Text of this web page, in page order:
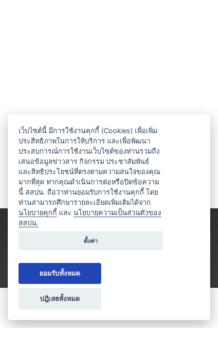
ประเภทธุรกิจไมซ์
เว็บไซต์นี้ มีการใช้งานคุกกี้ (Cookies) เพื่อเพิ่ม
ประสิทธิภาพในการให้บริการ และเพื่อพัฒนา
ประสบการณ์การใช้งานเว็บไซต์ของท่านรวมถึง
เสนอข้อมูลข่าวสาร กิจกรรม ประชาสัมพันธ์
และสิทธิประโยชน์ที่ตรงตามความสนใจของคุณ
มากที่สุด หากคุณดำเนินการต่อหรือปิดข้อความ
นี้ สสปน. ถือว่าท่านยอมรับการใช้งานคุกกี้ โดย
ท่านสามารถศึกษารายละเอียดเพิ่มเติมได้จาก
นโยบายคุกกี้ และนโยบายความเป็นส่วนตัวของ
สสปน.
ตั้งค่า
ยอมรับทั้งหมด
ปฎิเสธทั้งหมด